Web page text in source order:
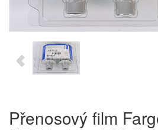
Přenosový film